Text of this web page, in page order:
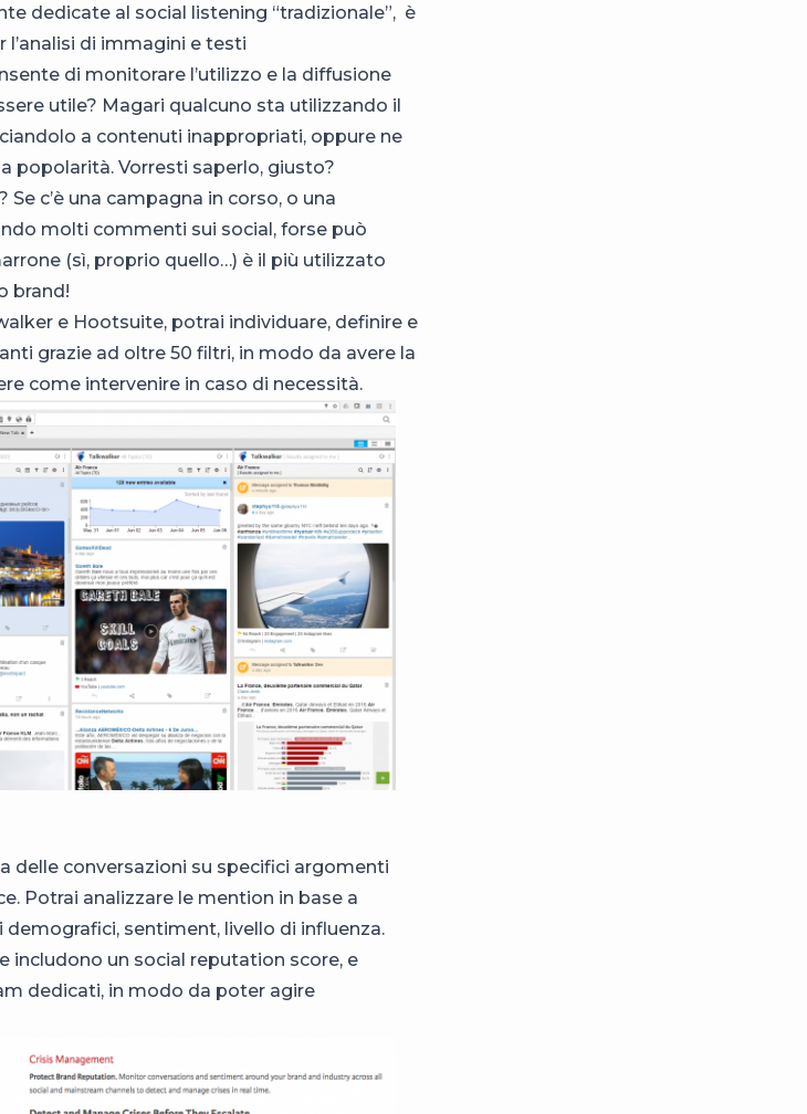
dedicate al social listening “tradizionale”, è
di immagini e testi
di monitorare l’utilizzo e la diffusione
utile? Magari qualcuno sta utilizzando il
a contenuti inappropriati, oppure ne
popolarità. Vorresti saperlo, giusto?
Se c’è una campagna in corso, o una
molti commenti sui social, forse può
(sì, proprio quello…) è il più utilizzato
brand!
e Hootsuite, potrai individuare, definire e
grazie ad oltre 50 filtri, in modo da avere la
come intervenire in caso di necessità.
delle conversazioni su specifici argomenti
Potrai analizzare le mention in base a
sentiment, livello di influenza.
includono un social reputation score, e
dedicati, in modo da poter agire